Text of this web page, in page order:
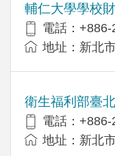
輔仁大學學校
電話：
地址：新北
衛生福利部臺
電話：
地址：新北